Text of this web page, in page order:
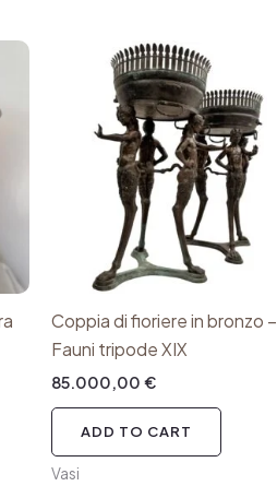
Coppia di fioriere in bronzo –
Fauni tripode XIX
85.000,00€
ADD TO CART
Vasi